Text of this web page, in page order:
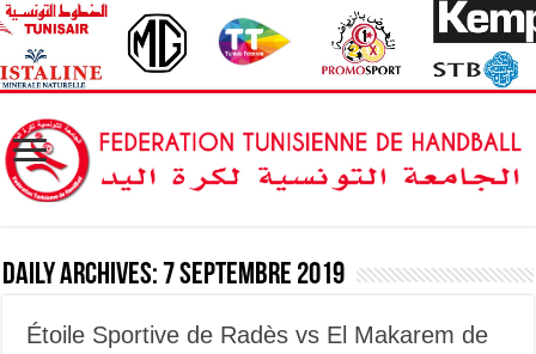
Daily Archives:7 septembre 2019
Étoile Sportive de Radès vs El Makarem de